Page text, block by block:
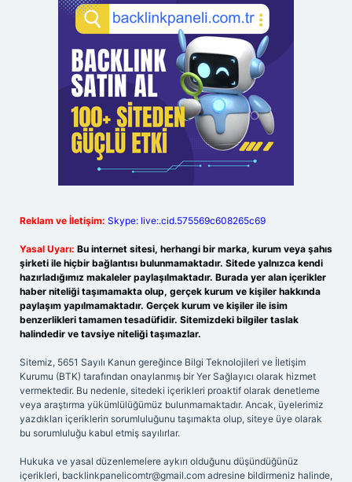
Reklam ve İletişim: Skype: live:.cid.575569c608265c69
Yasal Uyarı: Bu internet sitesi, herhangi bir marka, kurum veya şahıs
şirketi ile hiçbir bağlantısı bulunmamaktadır. Sitede yalnızca kendi
hazırladığımız makaleler paylaşılmaktadır. Burada yer alan içerikler
haber niteliği taşımamakta olup, gerçek kurum ve kişiler hakkında
paylaşım yapılmamaktadır. Gerçek kurum ve kişiler ile isim
benzerlikleri tamamen tesadüfidir. Sitemizdeki bilgiler taslak
halindedir ve tavsiye niteliği taşımazlar.
Sitemiz, 5651 Sayılı Kanun gereğince Bilgi Teknolojileri ve İletişim
Kurumu (BTK) tarafından onaylanmış bir Yer Sağlayıcı olarak hizmet
vermektedir. Bu nedenle, sitedeki içerikleri proaktif olarak denetleme
veya araştırma yükümlülüğümüz bulunmamaktadır. Ancak, üyelerimiz
yazdıkları içeriklerin sorumluluğunu taşımakta olup, siteye üye olarak
bu sorumluluğu kabul etmiş sayılırlar.
Hukuka ve yasal düzenlemelere aykırı olduğunu düşündüğünüz
içerikleri, backlinkpanelicomtr@gmail.com adresine bildirmeniz halinde,